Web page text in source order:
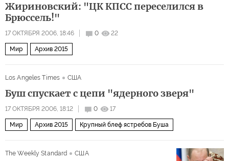
Жириновский: "ЦК КПСС переселился в
Брюссель!"
17 ОКТЯБРЯ 2006, 18:46 0 22
Мир Архив 2015
Los Angeles Times США
Буш спускает с цепи "ядерного зверя"
17 ОКТЯБРЯ 2006, 18:12 0 17
Мир Архив 2015 Крупный блеф ястребов Буша
The Weekly Standard США